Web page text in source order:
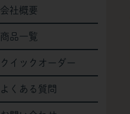
会社概要
商品一覧
クイックオーダー
よくある質問